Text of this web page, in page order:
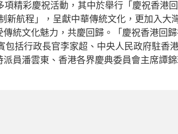
a
i
n
u
-
n
-
i
c
u
r
精彩慶祝活動，其中於舉行「慶祝香港
新航程」，呈獻中華傳統文化，更加入大
統文化魅力，共慶回歸。「慶祝香港回
包括行政長官李家超、中央人民政府駐香
員潘雲東、香港各界慶典委員會主席譚